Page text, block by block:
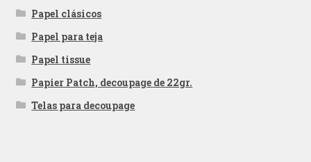
Papel clásicos
Papel para teja
Papel tissue
Papier Patch, decoupage de 22gr.
Telas para decoupage